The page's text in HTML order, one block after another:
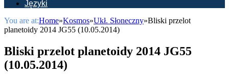
Języki
You are at:Home»Kosmos»Ukł. Słoneczny»Bliski przelot
planetoidy 2014 JG55 (10.05.2014)
Bliski przelot planetoidy 2014 JG55
(10.05.2014)